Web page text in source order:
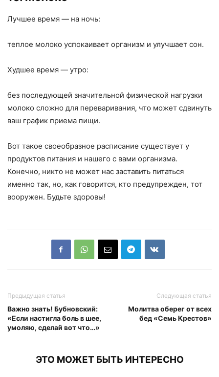
Лучшее время — на ночь:
теплое молоко успокаивает организм и улучшает сон.
Худшее время — утро:
без последующей значительной физической нагрузки
молоко сложно для переваривания, что может сдвинуть
ваш график приема пищи.
Вот такое своеобразное расписание существует у
продуктов питания и нашего с вами организма.
Конечно, никто не может нас заставить питаться
именно так, но, как говорится, кто предупрежден, тот
вооружен. Будьте здоровы!
Предыдущая статья
Важно знать! Бубновский:
«Если настигла боль в шее,
умоляю, сделай вот что…»
Следующая статья
Молитва оберег от всех
бед «Семь Крестов»
ЭТО МОЖЕТ БЫТЬ ИНТЕРЕСНО